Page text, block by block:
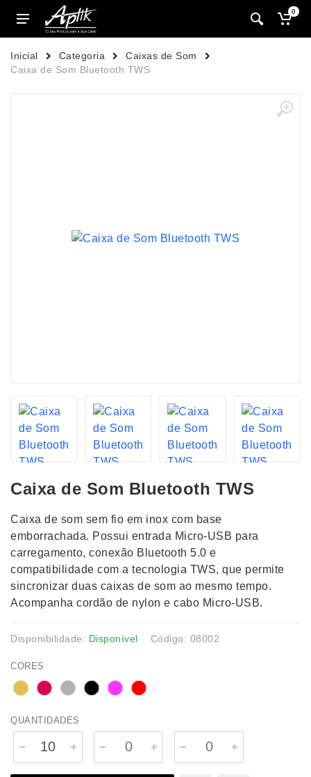
0
Inicial Categoria
Caixas de Som
Caixa de Som Bluetooth TWS
Caixa de Som Bluetooth TWS
Caixa de som sem fio em inox com base
emborrachada. Possui entrada Micro-USB para
carregamento, conexão Bluetooth 5.0 e
compatibilidade com a tecnologia TWS, que permite
sincronizar duas caixas de som ao mesmo tempo.
Acompanha cordão de nylon e cabo Micro-USB.
Disponibilidade: Disponível Código: 08002
CORES
QUANTIDADES